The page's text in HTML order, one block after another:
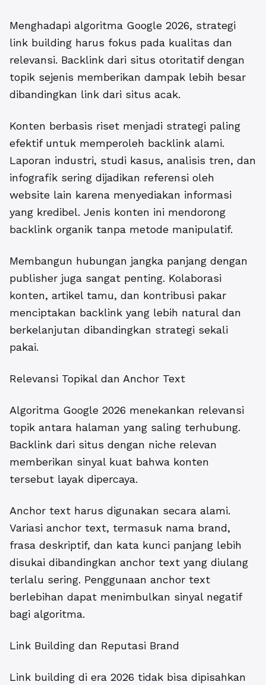
Menghadapi algoritma Google 2026, strategi
link building harus fokus pada kualitas dan
relevansi. Backlink dari situs otoritatif dengan
topik sejenis memberikan dampak lebih besar
dibandingkan link dari situs acak.
Konten berbasis riset menjadi strategi paling
efektif untuk memperoleh backlink alami.
Laporan industri, studi kasus, analisis tren, dan
infografik sering dijadikan referensi oleh
website lain karena menyediakan informasi
yang kredibel. Jenis konten ini mendorong
backlink organik tanpa metode manipulatif.
Membangun hubungan jangka panjang dengan
publisher juga sangat penting. Kolaborasi
konten, artikel tamu, dan kontribusi pakar
menciptakan backlink yang lebih natural dan
berkelanjutan dibandingkan strategi sekali
pakai.
Relevansi Topikal dan Anchor Text
Algoritma Google 2026 menekankan relevansi
topik antara halaman yang saling terhubung.
Backlink dari situs dengan niche relevan
memberikan sinyal kuat bahwa konten
tersebut layak dipercaya.
Anchor text harus digunakan secara alami.
Variasi anchor text, termasuk nama brand,
frasa deskriptif, dan kata kunci panjang lebih
disukai dibandingkan anchor text yang diulang
terlalu sering. Penggunaan anchor text
berlebihan dapat menimbulkan sinyal negatif
bagi algoritma.
Link Building dan Reputasi Brand
Link building di era 2026 tidak bisa dipisahkan